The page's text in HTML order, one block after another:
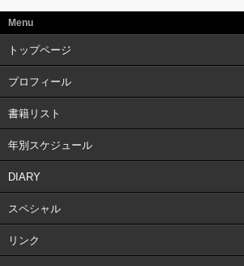
Menu
トップページ
プロフィール
書籍リスト
年別スケジュール
DIARY
スペシャル
リンク